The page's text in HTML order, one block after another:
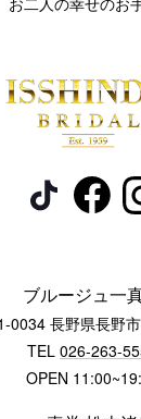
ブルージュ一
0034 長野県長野
TEL 026-263-
OPEN